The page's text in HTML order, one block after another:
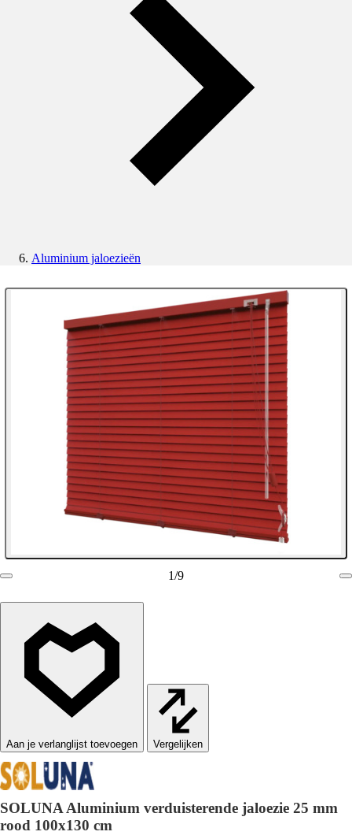
Aluminium jaloezieën
1/9
Vergelijken
SOLUNA Aluminium verduisterende jaloezie 25 mm
rood 100x130 cm